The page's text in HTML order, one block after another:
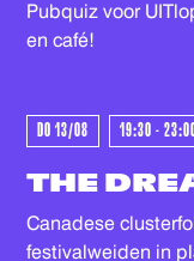
Pubquiz voor
en café!
DO 13/08 19:30 -
THE
Canadese
festivalweiden in